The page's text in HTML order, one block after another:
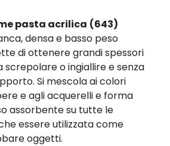
pasta acrilica (643)
densa e basso peso
di ottenere grandi spessori
screpolare o ingiallire e senza
Si mescola ai colori
e agli acquerelli e forma
assorbente su tutte le
essere utilizzata come
oggetti.